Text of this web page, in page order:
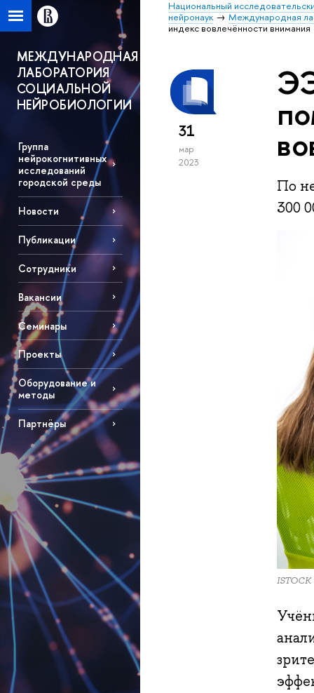
Национальный
нейронаук
Международная
индекс вовлечённости внимания
МЕЖДУНАРОДНАЯ
ЛАБОРАТОРИЯ
СОЦИАЛЬНОЙ
НЕЙРОБИОЛОГИИ
Группа
нейрокогнитивных
исследований
городской среды
Новости
Публикации
Сотрудники
Вакансии
Семинары
Проекты
Оборудование и
методы
Партнёры
31
мар
2023
По
300
ISTOCK